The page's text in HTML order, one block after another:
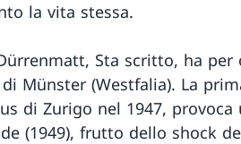
la vita stessa.
Sta scritto, ha per
Münster (Westfalia). La
di Zurigo nel 1947, provoca
(1949), frutto dello shock